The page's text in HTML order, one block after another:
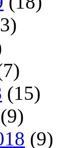
(15)
(9)
(9)